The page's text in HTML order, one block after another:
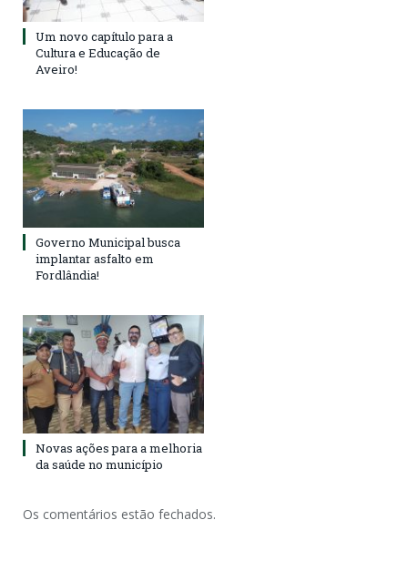
Um novo capítulo para a
Cultura e Educação de
Aveiro!
Governo Municipal busca
implantar asfalto em
Fordlândia!
Novas ações para a melhoria
da saúde no município
Os comentários estão fechados.